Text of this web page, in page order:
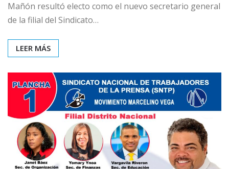
Mañón resultó electo como el nuevo secretario general
de la filial del Sindicato…
LEER MÁS